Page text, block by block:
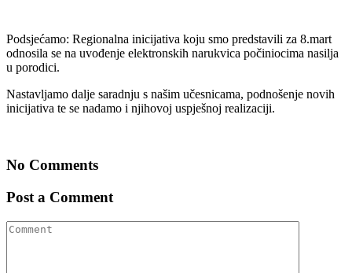
Podsjećamo: Regionalna inicijativa koju smo predstavili za 8.mart
odnosila se na uvođenje elektronskih narukvica počiniocima nasilja
u porodici.
Nastavljamo dalje saradnju s našim učesnicama, podnošenje novih
inicijativa te se nadamo i njihovoj uspješnoj realizaciji.
No Comments
Post a Comment